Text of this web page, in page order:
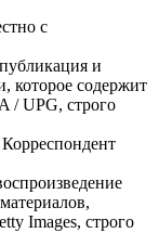
с
и
которое содержит
/ UPG, строго
Images, строго